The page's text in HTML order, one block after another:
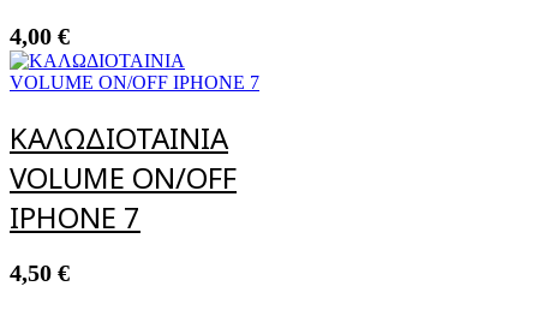
4,00 €
ΚΑΛΩΔΙΟΤΑΙΝΙΑ
VOLUME ON/OFF
IPHONE 7
4,50 €